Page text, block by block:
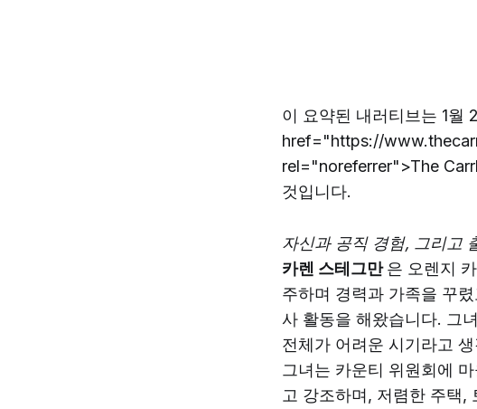
이 요약된 내러티브는 1
href="https://
rel="noreferrer">The
것입니다.
자신과 공직 경험, 그리고
카렌 스테그만은 오렌지
주하며 경력과 가족을 꾸
사 활동을 해왔습니다. 그
전체가 어려운 시기라고
그녀는 카운티 위원회에
고 강조하며, 저렴한 주택,